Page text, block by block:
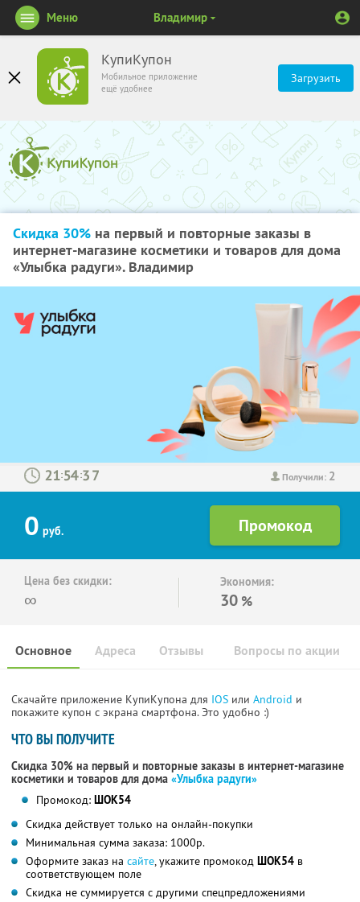
КупиКупон
Мобильное приложение
ещё удобнее
Загрузить
Меню Владимир
Скидка 30% на первый и повторные заказы в
интернет-магазине косметики и товаров для дома
«Улыбка радуги». Владимир
Получили: 2
: :
0 руб.
Цена без скидки:
∞
Экономия:
30 %
Основное Отзывы Вопросы по акции
Адреса
Скачайте приложение КупиКупона для IOS или Android и
покажите купон с экрана смартфона. Это удобно :)
ЧТО ВЫ ПОЛУЧИТЕ
Скидка 30% на первый и повторные заказы в интернет-магазине
косметики и товаров для дома «Улыбка радуги»
Промокод: ШОК54
Скидка действует только на онлайн-покупки
Минимальная сумма заказа: 1000р.
Оформите заказ на сайте, укажите промокод ШОК54 в
соответствующем поле
Скидка не суммируется с другими спецпредложениями